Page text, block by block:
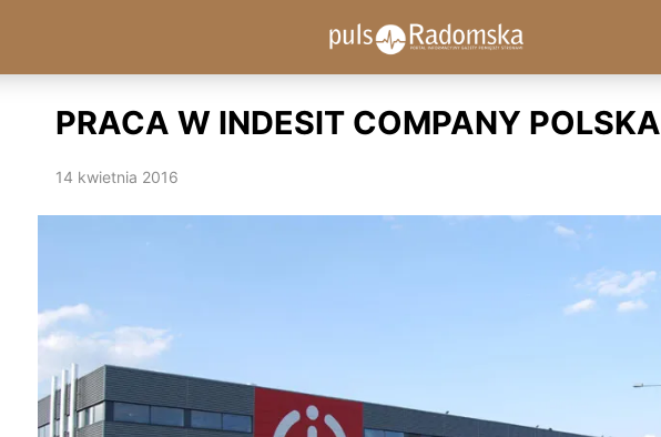
PRACA W INDESIT COMPANY POLSKA
14 kwietnia 2016